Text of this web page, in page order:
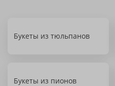
Букеты из тюльпанов
Букеты из пионов